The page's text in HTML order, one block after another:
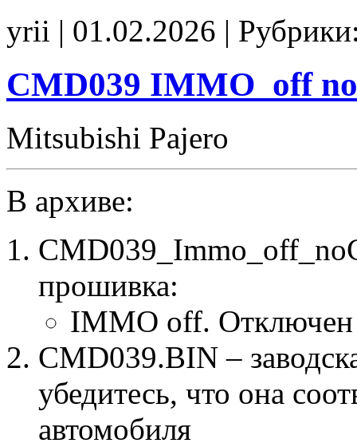
507627
tune
yrii | 01.02.2026 |
CMD039 IMMO_off
Mitsubishi Pajero
В архиве:
прошивка:
IMMO off. Отключен
CMD039.BIN –
убедитесь, что она
автомобиля